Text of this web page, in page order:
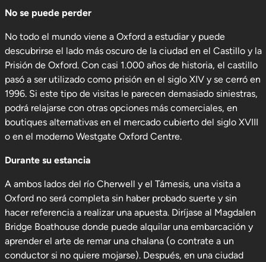
No se puede perder
No todo el mundo viene a Oxford a estudiar y puede
descubrirse el lado más oscuro de la ciudad en el Castillo y la
Prisión de Oxford. Con casi 1.000 años de historia, el castillo
pasó a ser utilizado como prisión en el siglo XIV y se cerró en
1996. Si este tipo de visitas le parecen demasiado siniestras,
podrá relajarse con otras opciones más comerciales, en
boutiques alternativas en el mercado cubierto del siglo XVIII
o en el moderno Westgate Oxford Centre.
Durante su estancia
A ambos lados del río Cherwell y el Támesis, una visita a
Oxford no será completa sin haber probado suerte y sin
hacer referencia a realizar una apuesta. Diríjase al Magdalen
Bridge Boathouse donde puede alquilar una embarcación y
aprender el arte de remar una chalana (o contrate a un
conductor si no quiere mojarse). Después, en una ciudad